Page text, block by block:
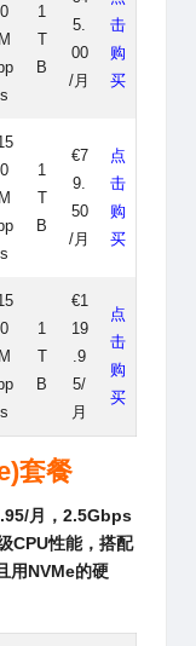
0
M
s
1
T
B
5.
00
/月
击
购
买
0
M
s
1
T
B
€7
9.
50
/月
点
击
购
买
0
M
s
1
T
B
€1
19
.9
5/
月
点
击
购
买
套餐
月，2.5Gbps
CPU性能，搭配
用 NVMe的硬